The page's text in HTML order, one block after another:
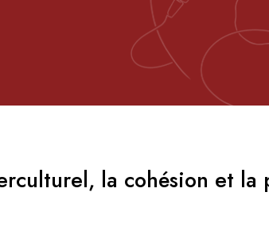
la cohésion et la